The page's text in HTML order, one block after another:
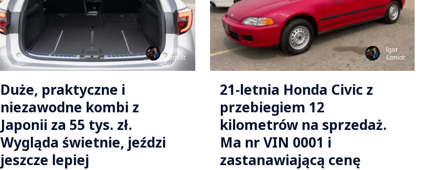
Igor
Szmidt
Duże, praktyczne i
niezawodne kombi z
Japonii za 55 tys. zł.
Wygląda świetnie, jeździ
jeszcze lepiej
Igor
Szmidt
21-letnia Honda Civic z
przebiegiem 12
kilometrów na sprzedaż.
Ma nr VIN 0001 i
zastanawiającą cenę